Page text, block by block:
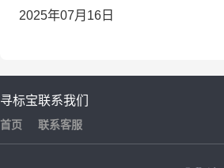
2025年07月16日
寻标宝
首页
联系我们
联系客服